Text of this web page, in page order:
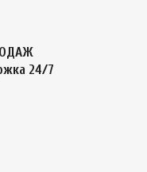
24/7